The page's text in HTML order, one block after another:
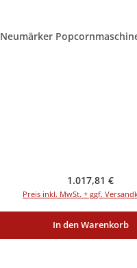
Neumärker
Regulärer Preis:
1.017,81 €
Preis inkl. MwSt. + ggf.
In den Warenkorb